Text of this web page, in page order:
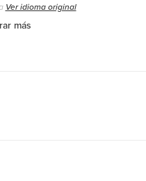
Ver idioma original
más